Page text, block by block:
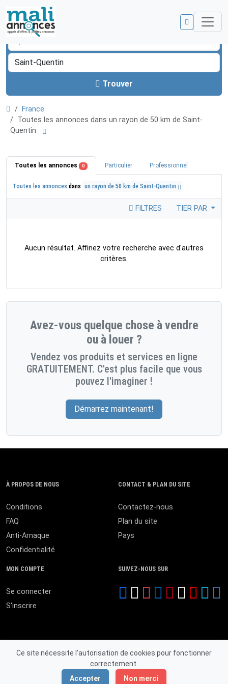
Trouver
France
Toutes les annonces dans un rayon de 50 km de Saint-
Quentin
Toutes les annonces 0 Particulier Professionnel
Toutes les annonces dans un rayon de 50 km de Saint-Quentin
FILTRES TIER PAR
Aucun résultat. Affinez votre recherche avec d'autres
critères.
Avez-vous quelque chose à vendre
ou à louer ?
Vendez vos produits et services en ligne
GRATUITEMENT. C'est plus facile que vous
pouvez l'imaginer !
Démarrez maintenant!
Ce site nécessite l'autorisation de cookies pour fonctionner
correctement.
Accepter
Non merci
À PROPOS DE NOUS
Conditions
FAQ
Anti-Arnaque
Confidentialité
CONTACT & PLAN DU SITE
Contactez-nous
Plan du site
Pays
MON COMPTE
Se connecter
S'inscrire
SUIVEZ-NOUS SUR
© 2026 MALI ANNONCES. Tous droits réservés.